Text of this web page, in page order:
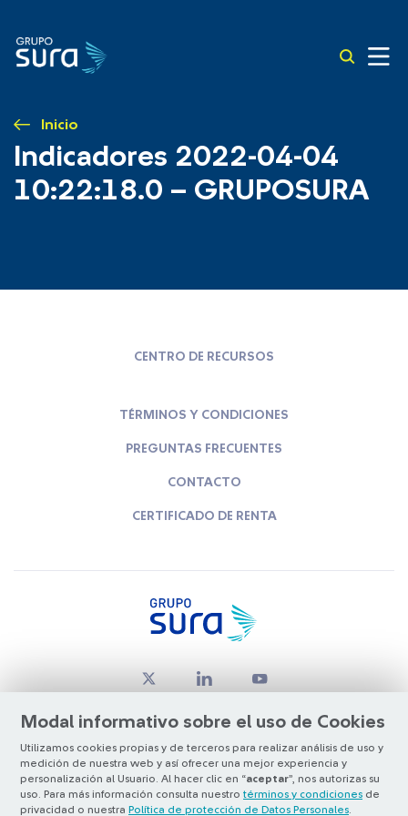
Inicio
Indicadores 2022-04-04
10:22:18.0 – GRUPOSURA
Modal informativo sobre el uso de Cookies
Utilizamos cookies propias y de terceros para realizar análisis de uso y
medición de nuestra web y así ofrecer una mejor experiencia y
personalización al Usuario. Al hacer clic en “aceptar”, nos autorizas su
uso. Para más información consulta nuestro términos y condiciones de
privacidad o nuestra Política de protección de Datos Personales
CENTRO DE RECURSOS
TÉRMINOS Y CONDICIONES
PREGUNTAS FRECUENTES
CONTACTO
CERTIFICADO DE RENTA
© Copyright Grupo SURA 2026